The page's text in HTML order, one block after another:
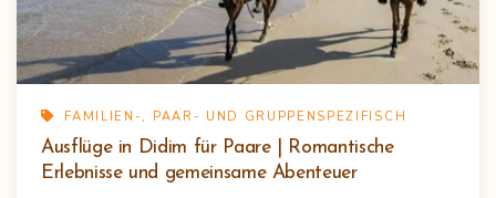
FAMILIEN-, PAAR- UND GRUPPENSPEZIFISCH
Ausflüge in Didim für Paare | Romantische
Erlebnisse und gemeinsame Abenteuer